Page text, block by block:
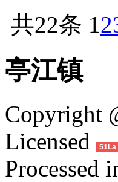
共22条 12
亭江镇
Copyright
Licensed
51La
Processed